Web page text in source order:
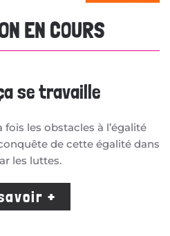
EN COURS
se travaille
fois les obstacles à l’égalité
de cette égalité dans
les luttes.
+